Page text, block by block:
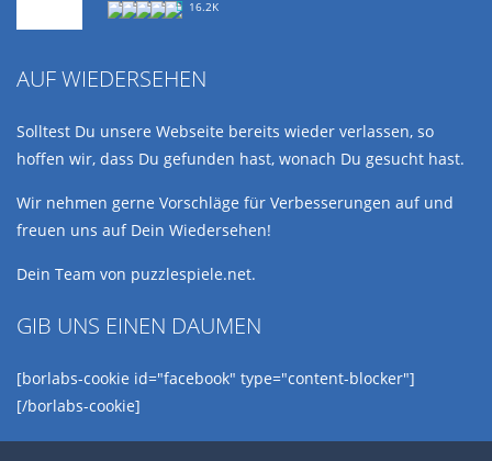
16.2K
AUF WIEDERSEHEN
Solltest Du unsere Webseite bereits wieder verlassen, so
hoffen wir, dass Du gefunden hast, wonach Du gesucht hast.
Wir nehmen gerne Vorschläge für Verbesserungen auf und
freuen uns auf Dein Wiedersehen!
Dein Team von puzzlespiele.net.
GIB UNS EINEN DAUMEN
[borlabs-cookie id="facebook" type="content-blocker"]
[/borlabs-cookie]